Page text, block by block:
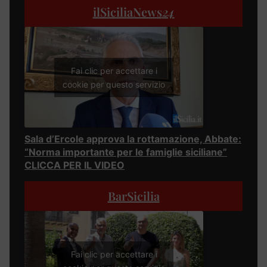
ilSiciliaNews24
Fai clic per accettare i
cookie per questo servizio
Sala d’Ercole approva la rottamazione, Abbate:
“Norma importante per le famiglie siciliane”
CLICCA PER IL VIDEO
BarSicilia
Fai clic per accettare i